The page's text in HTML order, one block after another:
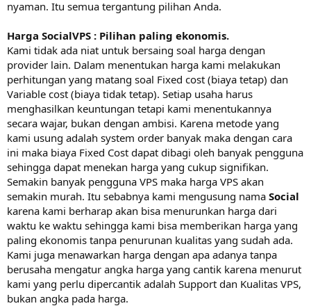
nyaman. Itu semua tergantung pilihan Anda.
Harga SocialVPS : Pilihan paling ekonomis.
Kami tidak ada niat untuk bersaing soal harga dengan
provider lain. Dalam menentukan harga kami melakukan
perhitungan yang matang soal Fixed cost (biaya tetap) dan
Variable cost (biaya tidak tetap). Setiap usaha harus
menghasilkan keuntungan tetapi kami menentukannya
secara wajar, bukan dengan ambisi. Karena metode yang
kami usung adalah system order banyak maka dengan cara
ini maka biaya Fixed Cost dapat dibagi oleh banyak pengguna
sehingga dapat menekan harga yang cukup signifikan.
Semakin banyak pengguna VPS maka harga VPS akan
semakin murah. Itu sebabnya kami mengusung nama Social
karena kami berharap akan bisa menurunkan harga dari
waktu ke waktu sehingga kami bisa memberikan harga yang
paling ekonomis tanpa penurunan kualitas yang sudah ada.
Kami juga menawarkan harga dengan apa adanya tanpa
berusaha mengatur angka harga yang cantik karena menurut
kami yang perlu dipercantik adalah Support dan Kualitas VPS,
bukan angka pada harga.